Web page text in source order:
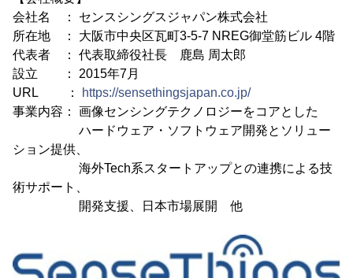
会社名 ： センスシングスジャパン株式会社
所在地 ： 大阪市中央区瓦町3-5-7 NREG御堂筋ビル 4階
代表者 ： 代表取締役社長 鹿島 周太郎
設立 ： 2015年7月
URL ：
https://sensethingsjapan.co.jp/
事業内容： 画像センシングテクノロジーをコアとした
ハードウェア・ソフトウェア開発とソリュー
ション提供、
海外Tech系スタートアップとの連携による技
術サポート、
開発支援、日本市場展開 他